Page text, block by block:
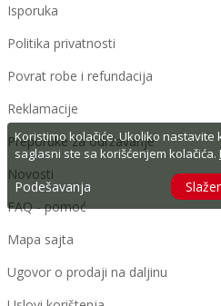
Koristimo kolačiće. Ukoliko nastavite
saglasni ste sa korišćenjem kolačića.
Podešavanja
Isporuka
Politika privatnosti
Povrat robe i refundacija
Reklamacije
Preporuke za održavanje
Novosti
FAQ - pomoć
Mapa sajta
Ugovor o prodaji na daljinu